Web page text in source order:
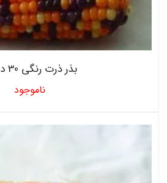
بذر ذرت رنگی 30 درصد
ناموجود